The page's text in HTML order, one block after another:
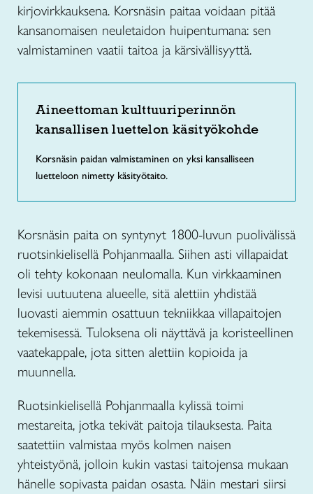
kirjovirkkauksena. Korsnäsin paitaa voidaan pitää
kansanomaisen neuletaidon huipentumana: sen
valmistaminen vaatii taitoa ja kärsivällisyyttä.
Aineettoman kulttuuriperinnön
kansallisen luettelon käsityökohde
Korsnäsin paidan valmistaminen on yksi kansalliseen
luetteloon nimetty käsityötaito.
Korsnäsin paita on syntynyt 1800-luvun puolivälissä
ruotsinkielisellä Pohjanmaalla. Siihen asti villapaidat
oli tehty kokonaan neulomalla. Kun virkkaaminen
levisi uutuutena alueelle, sitä alettiin yhdistää
luovasti aiemmin osattuun tekniikkaa villapaitojen
tekemisessä. Tuloksena oli näyttävä ja koristeellinen
vaatekappale, jota sitten alettiin kopioida ja
muunnella.
Ruotsinkielisellä Pohjanmaalla kylissä toimi
mestareita, jotka tekivät paitoja tilauksesta. Paita
saatettiin valmistaa myös kolmen naisen
yhteistyönä, jolloin kukin vastasi taitojensa mukaan
hänelle sopivasta paidan osasta. Näin mestari siirsi